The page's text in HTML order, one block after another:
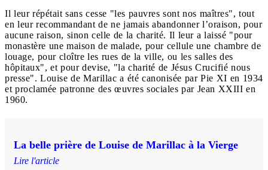
Il leur répétait sans cesse "les pauvres sont nos maîtres", tout
en leur recommandant de ne jamais abandonner l’oraison, pour
aucune raison, sinon celle de la charité. Il leur a laissé "pour
monastère une maison de malade, pour cellule une chambre de
louage, pour cloître les rues de la ville, ou les salles des
hôpitaux", et pour devise, "la charité de Jésus Crucifié nous
presse". Louise de Marillac a été canonisée par Pie XI en 1934
et proclamée patronne des œuvres sociales par Jean XXIII en
1960.
La belle prière de Louise de Marillac à la Vierge
Lire l'article